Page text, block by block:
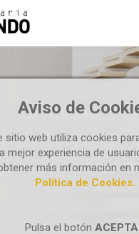
Aviso de
sitio web utiliza cookies
mejor experiencia de
más información en
Política de Cookies.
Pulsa el botón
OFICINAS